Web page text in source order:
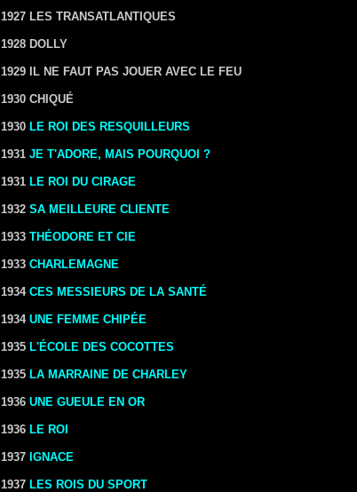
1927 LES TRANSATLANTIQUES
1928 DOLLY
1929 IL NE FAUT PAS JOUER AVEC LE FEU
1930 CHIQUÉ
1930 LE ROI DES RESQUILLEURS
1931 JE T'ADORE, MAIS POURQUOI ?
1931 LE ROI DU CIRAGE
1932 SA MEILLEURE CLIENTE
1933 THÉODORE ET CIE
1933 CHARLEMAGNE
1934 CES MESSIEURS DE LA SANTÉ
1934 UNE FEMME CHIPÉE
1935 L'ÉCOLE DES COCOTTES
1935 LA MARRAINE DE CHARLEY
1936 UNE GUEULE EN OR
1936 LE ROI
1937 IGNACE
1937 LES ROIS DU SPORT